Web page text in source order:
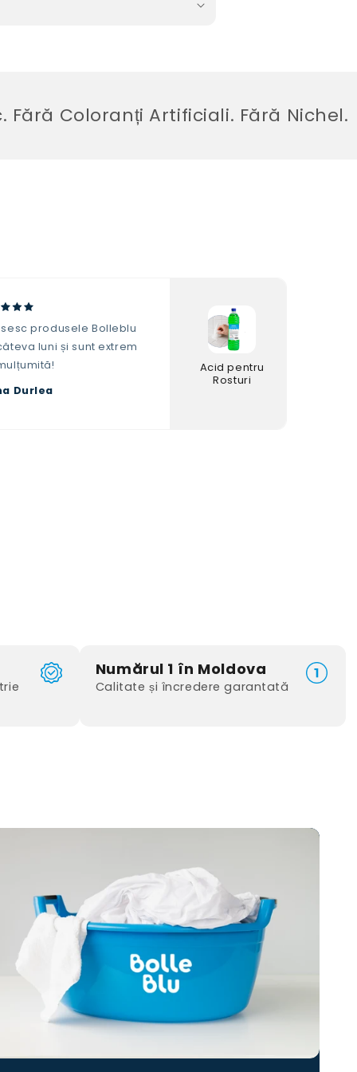
Coloranți Artificiali. Fără Nichel.
produsele Bolleblu
luni și sunt extrem
Durlea
Acid pentru
Rosturi
Numărul 1 în Moldova
Calitate și încredere garantată